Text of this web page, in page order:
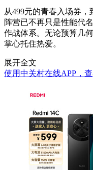
从499元的青春入场券
阵营已不再只是性能代
作战体系。无论预算几
掌心托住热爱。
展开全文
使用中关村在线APP，